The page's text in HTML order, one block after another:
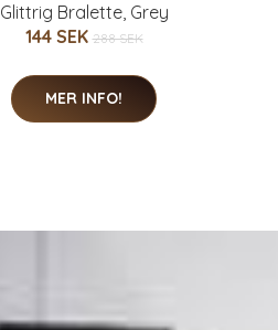
Glittrig Bralette, Grey
144 SEK 288 SEK
MER INFO!